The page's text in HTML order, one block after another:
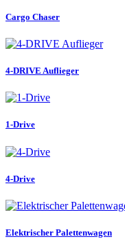
Cargo Chaser
4-DRIVE Auflieger
1-Drive
4-Drive
Elektrischer Palettenwagen